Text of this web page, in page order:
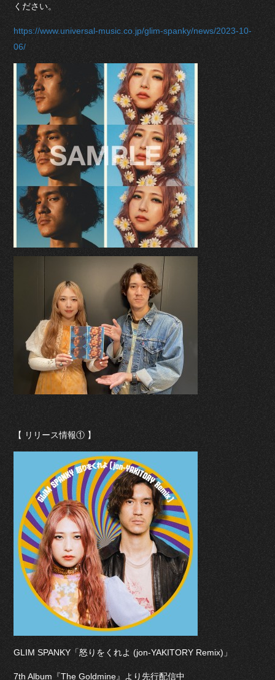
ください。
https://www.universal-music.co.jp/glim-spanky/news/2023-10-
06/
【 リリース情報① 】
GLIM SPANKY「怒りをくれよ (jon-YAKITORY Remix)」
7th Album『The Goldmine』より先行配信中